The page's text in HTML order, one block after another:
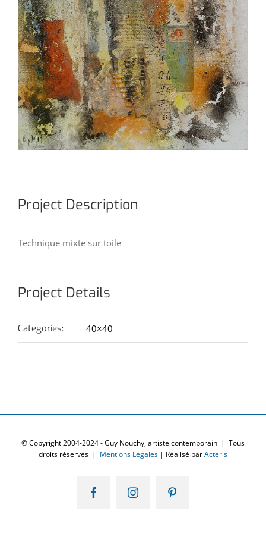
Project Description
Technique mixte sur toile
Project Details
Categories: 40×40
© Copyright 2004-2024 - Guy Nouchy, artiste contemporain | Tous
droits réservés | Mentions Légales | Réalisé parActeris
FacebookInstagramPinterest